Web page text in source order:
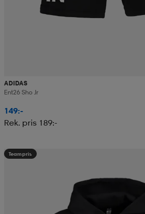
ADIDAS
Ent26 Sho Jr
149:-
Rek. pris 189:-
Teampris